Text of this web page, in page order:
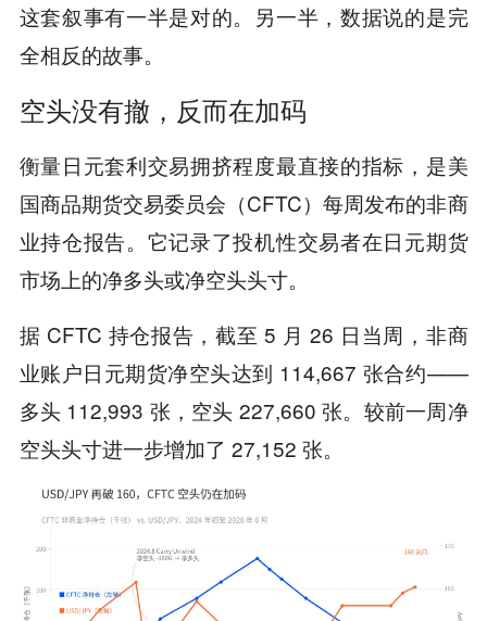
这套叙事有一半是对的。另一半，数据说的是完
全相反的故事。
空头没有撤，反而在加码
衡量日元套利交易拥挤程度最直接的指标，是美
国商品期货交易委员会（CFTC）每周发布的非商
业持仓报告。它记录了投机性交易者在日元期货
市场上的净多头或净空头头寸。
据 CFTC 持仓报告，截至 5 月 26 日当周，非商
业账户日元期货净空头达到 114,667 张合约——
多头 112,993 张，空头 227,660 张。较前一周净
空头头寸进一步增加了 27,152 张。